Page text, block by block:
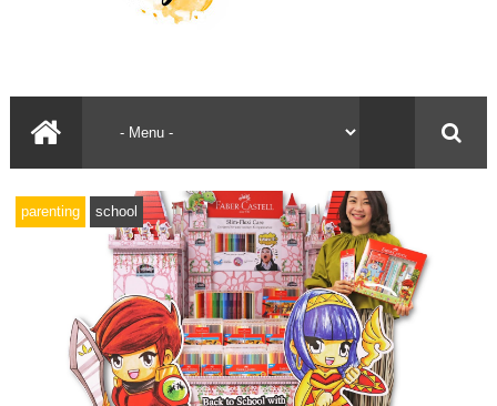
parenting school